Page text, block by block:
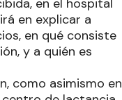
en explicar a
en qué consiste
y a quién es
como asimismo en